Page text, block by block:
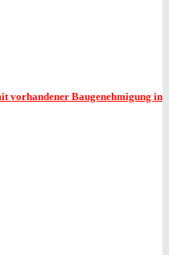
vorhandener Baugenehmigung in